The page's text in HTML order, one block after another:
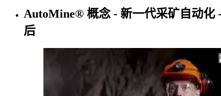
AutoMine® 概念 - 新一代采矿自动化
后